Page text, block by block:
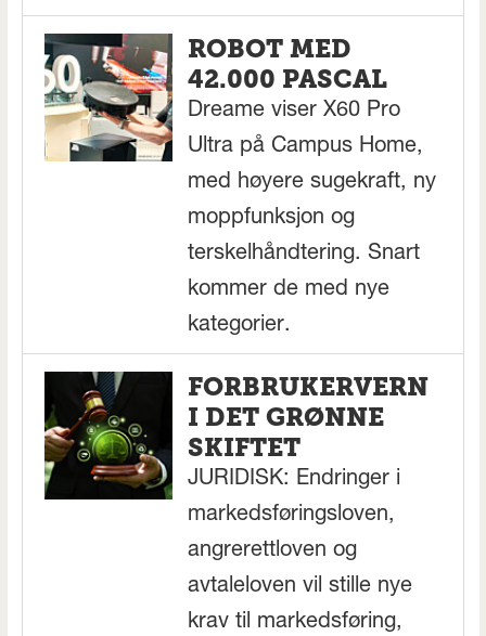
ROBOT MED
42.000 PASCAL
Dreame viser X60 Pro
Ultra på Campus Home,
med høyere sugekraft, ny
moppfunksjon og
terskelhåndtering. Snart
kommer de med nye
kategorier.
FORBRUKERVERN
I DET GRØNNE
SKIFTET
JURIDISK: Endringer i
markedsføringsloven,
angrerettloven og
avtaleloven vil stille nye
krav til markedsføring,